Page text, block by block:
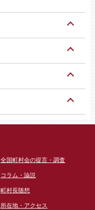
全国町村会の提言・調査
コラム・論説
町村長随想
所在地・アクセス